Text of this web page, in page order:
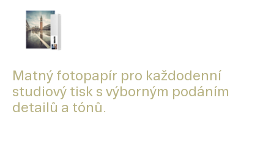
Matný fotopapír pro každodenní
studiový tisk s výborným podáním
detailů a tónů.